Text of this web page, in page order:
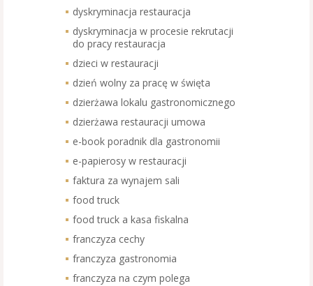
dyskryminacja restauracja
dyskryminacja w procesie rekrutacji
do pracy restauracja
dzieci w restauracji
dzień wolny za pracę w święta
dzierżawa lokalu gastronomicznego
dzierżawa restauracji umowa
e-book poradnik dla gastronomii
e-papierosy w restauracji
faktura za wynajem sali
food truck
food truck a kasa fiskalna
franczyza cechy
franczyza gastronomia
franczyza na czym polega